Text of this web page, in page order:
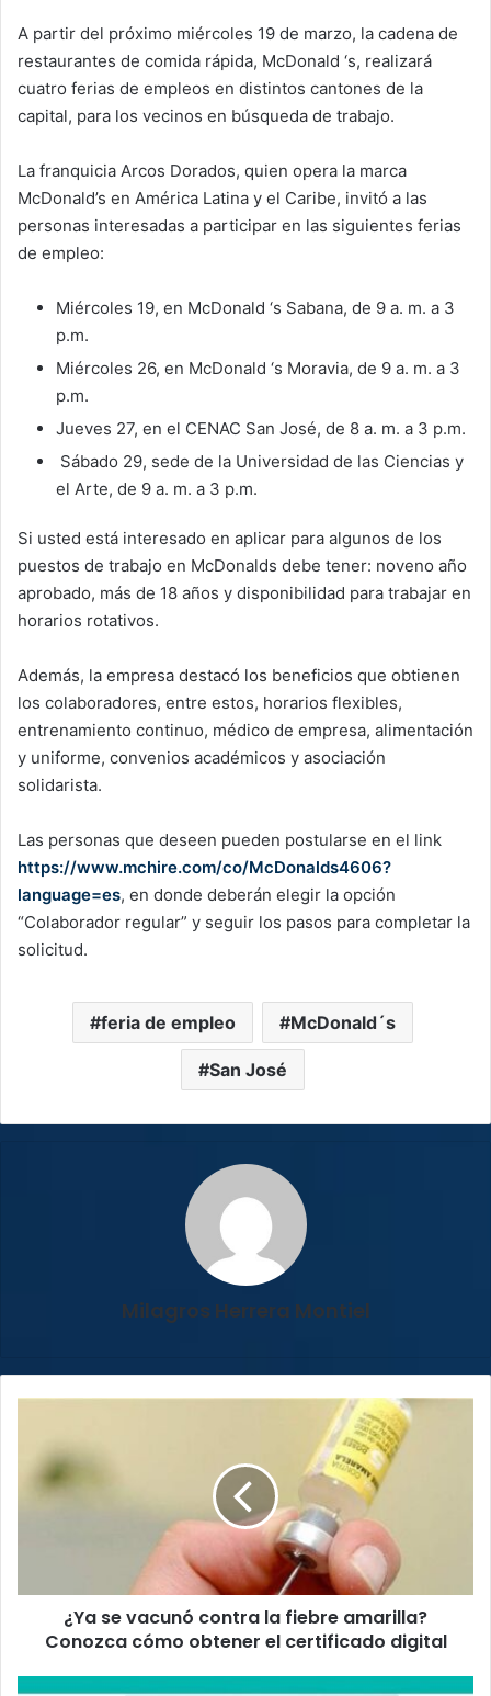
A partir del próximo miércoles 19 de marzo, la cadena de
restaurantes de comida rápida, McDonald ‘s, realizará
cuatro ferias de empleos en distintos cantones de la
capital, para los vecinos en búsqueda de trabajo.
La franquicia Arcos Dorados, quien opera la marca
McDonald’s en América Latina y el Caribe, invitó a las
personas interesadas a participar en las siguientes ferias
de empleo:
Miércoles 19, en McDonald ‘s Sabana, de 9 a. m. a 3
p.m.
Miércoles 26, en McDonald ‘s Moravia, de 9 a. m. a 3
p.m.
Jueves 27, en el CENAC San José, de 8 a. m. a 3 p.m.
Sábado 29, sede de la Universidad de las Ciencias y
el Arte, de 9 a. m. a 3 p.m.
Si usted está interesado en aplicar para algunos de los
puestos de trabajo en McDonalds debe tener: noveno año
aprobado, más de 18 años y disponibilidad para trabajar en
horarios rotativos.
Además, la empresa destacó los beneficios que obtienen
los colaboradores, entre estos, horarios flexibles,
entrenamiento continuo, médico de empresa, alimentación
y uniforme, convenios académicos y asociación
solidarista.
Las personas que deseen pueden postularse en el link
https://www.mchire.com/co/McDonalds4606?
language=es, en donde deberán elegir la opción
“Colaborador regular” y seguir los pasos para completar la
solicitud.
feria de empleo McDonald´s
San José
Milagros Herrera Montiel
vacunó
cómo
obtener¿Ya se vacunó contra la fiebre amarilla?
Conozca cómo obtener el certificado digital